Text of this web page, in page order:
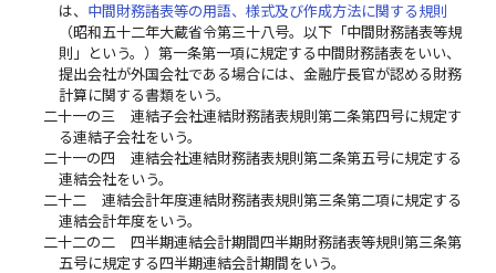
は、 中間財務諸表等の用語、様式及び作成方法に関する規則
（昭和五十二年大蔵省令第三十八号。以下「中間財務諸表等規
則」という。）第一条第一項に規定する中間財務諸表をいい、
提出会社が外国会社である場合には、金融庁長官が認める財務
計算に関する書類をいう。
二十一の三
連結子会社連結財務諸表規則第二条第四号に規定す
る連結子会社をいう。
二十一の四
連結会社連結財務諸表規則第二条第五号に規定する
連結会社をいう。
二十二
連結会計年度連結財務諸表規則第三条第二項に規定する
連結会計年度をいう。
二十二の二
四半期連結会計期間四半期財務諸表等規則第三条第
五号に規定する四半期連結会計期間をいう。